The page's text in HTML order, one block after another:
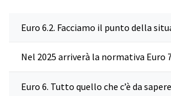
Euro 6.2. Facciamo il punto della
Nel 2025 arriverà la normativa Euro
Euro 6. Tutto quello che c’è da sapere